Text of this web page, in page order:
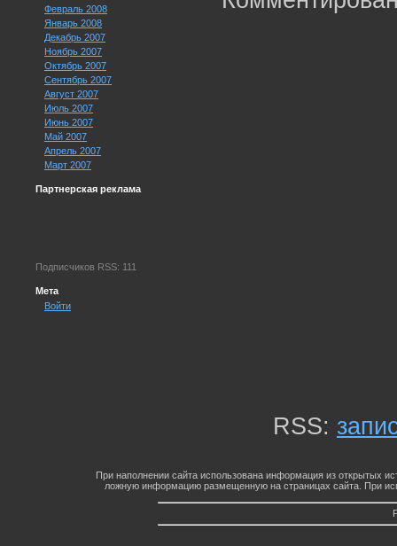
Февраль 2008
Январь 2008
Декабрь 2007
Ноябрь 2007
Октябрь 2007
Сентябрь 2007
Август 2007
Июль 2007
Июнь 2007
Май 2007
Апрель 2007
Март 2007
Партнерская реклама
Подписчиков RSS: 111
Мета
Войти
RSS:
При наполнении сайта использована информация из открытых
ложную информацию размещенную на страницах сайта. При